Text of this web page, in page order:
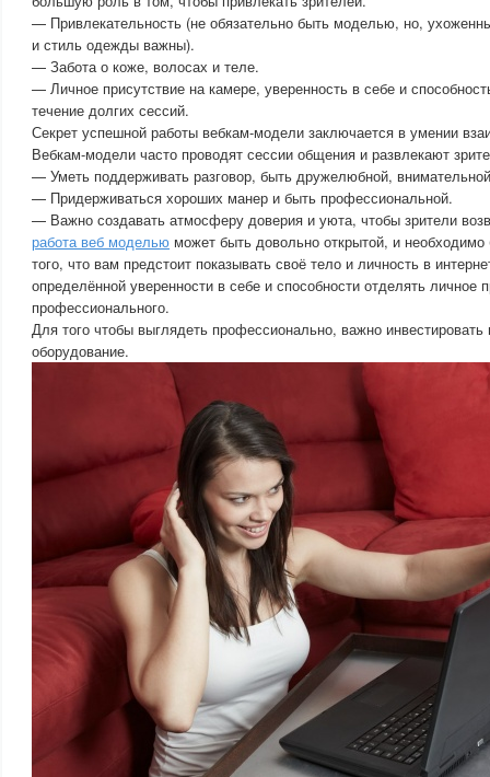
— Привлекательность (не обязательно быть моделью, но,
и стиль одежды важны).
— Забота о коже, волосах и теле.
— Личное присутствие на камере, уверенность в себе и
течение долгих сессий.
Секрет успешной работы вебкам-модели заключается в умении
Вебкам-модели часто проводят сессии общения и развлекают
— Уметь поддерживать разговор, быть дружелюбной,
— Придерживаться хороших манер и быть профессиональной.
— Важно создавать атмосферу доверия и уюта, чтобы зрители
работа веб моделью может быть довольно открытой, и
того, что вам предстоит показывать своё тело и личность в
определённой уверенности в себе и способности отделять личное
профессионального.
Для того чтобы выглядеть профессионально, важно инвестировать
оборудование.